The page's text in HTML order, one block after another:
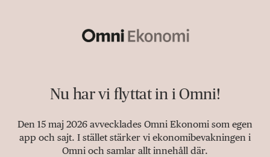
Nu har vi flyttat in i Omni!
Den 15 maj 2026 avvecklades Omni Ekonomi som egen
app och sajt. I stället stärker vi ekonomibevakningen i
Omni och samlar allt innehåll där.